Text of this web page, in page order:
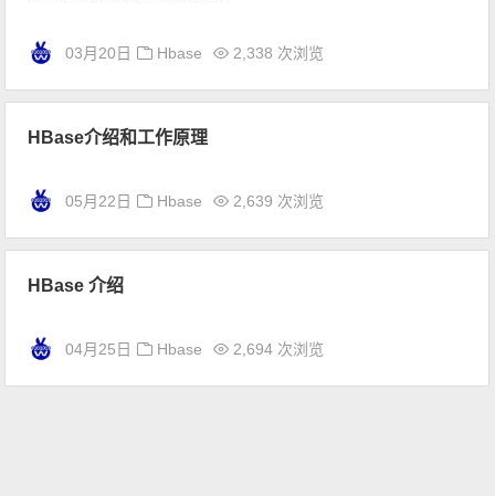
03月20日 Hbase 2,338 次浏览
HBase介绍和工作原理
05月22日 Hbase 2,639 次浏览
HBase 介绍
04月25日 Hbase 2,694 次浏览